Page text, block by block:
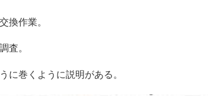
換作業。
査。
に巻くように説明がある。